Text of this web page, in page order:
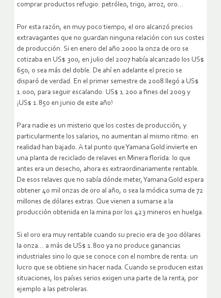
comprar productos refugio: petróleo, trigo, arroz, oro…
Por esta razón, en muy poco tiempo, el oro alcanzó precios
extravagantes que no guardan ninguna relación con sus costes
de producción. Si en enero del año 2000 la onza de oro se
cotizaba en US$ 300, en julio del 2007 había alcanzado los US$
650, o sea más del doble. De ahí en adelante el precio se
disparó de verdad. En el primer semestre de 2008 llegó a US$
1.000, para seguir escalando: US$ 1.200 a fines del 2009 y
¡US$ 1.850 en junio de este año!
Para nadie es un misterio que los costes de producción, y
particularmente los salarios, no aumentan al mismo ritmo: en
realidad han bajado. A tal punto que Yamana Gold invierte en
una planta de reciclado de relaves en Minera florida: lo que
antes era un desecho, ahora es extraordinariamente rentable.
De esos relaves que no sabía dónde meter, Yamana Gold espera
obtener 40 mil onzas de oro al año, o sea la módica suma de 72
millones de dólares extras. Que vienen a sumarse a la
producción obtenida en la mina por los 423 mineros en huelga.
Si el oro era muy rentable cuando su precio era de 300 dólares
la onza… a más de US$ 1.800 ya no produce ganancias
industriales sino lo que se conoce con el nombre de renta: un
lucro que se obtiene sin hacer nada. Cuando se producen estas
situaciones, los países serios exigen una parte de la renta, por
ejemplo a las petroleras.